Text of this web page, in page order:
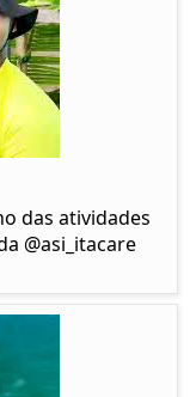
das atividades
@asi_itacare